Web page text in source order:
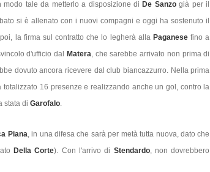
tale da metterlo a disposizione di De Sanzogià per il
si è allenato con i nuovi compagni e oggi ha sostenuto il
la firma sul contratto che lo legherà alla Paganesefino a
d'ufficio dal
Matera, che sarebbe arrivato non prima di
dovuto ancora ricevere dal club biancazzurro. Nella prima
totalizzato 16 presenze e realizzando anche un gol, contro la
stata di Garofalo.
Piana, in una difesa che sarà per metà tutta nuova, dato che
Della Corte). Con l'arrivo di Stendardo, non dovrebbero